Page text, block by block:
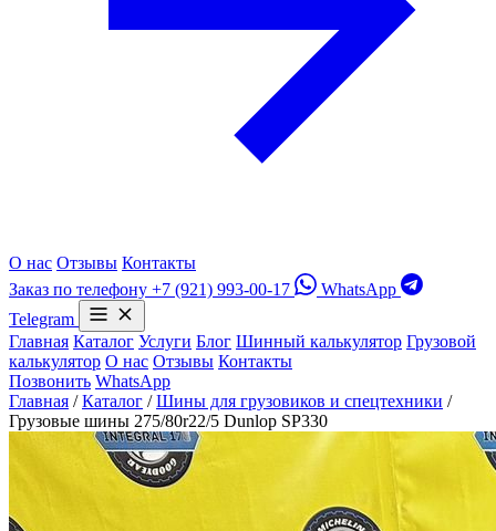
О нас Отзывы Контакты
Заказ по телефону +7 (921) 993-00-17
WhatsApp
Telegram
Главная Каталог Услуги Блог Шинный калькулятор Грузовой
калькулятор О нас Отзывы Контакты
Позвонить WhatsApp
Главная / Каталог / Шины для грузовиков и спецтехники /
Грузовые шины 275/80r22/5 Dunlop SP330